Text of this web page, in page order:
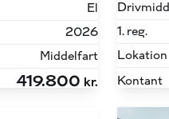
El
2026
Middelfart
419.800 kr.
1. reg.
Lokation
Kontant